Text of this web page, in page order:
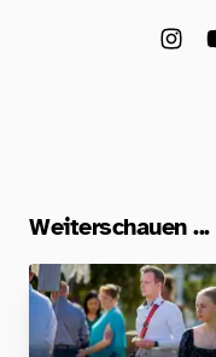
Weiterschauen ...